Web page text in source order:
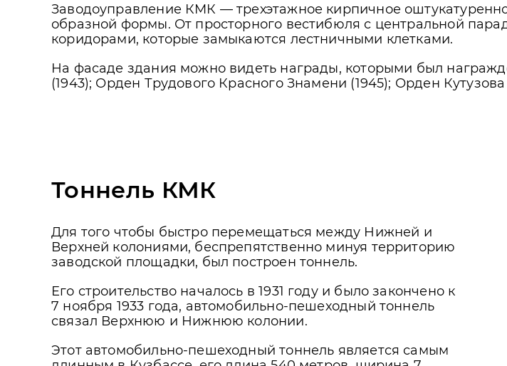
Заводоуправление КМК — трехэтажное кирпичное
образной формы. От просторного вестибюля с центральной
коридорами, которые замыкаются лестничными клетками.
На фасаде здания можно видеть награды, которыми был
(1943); Орден Трудового Красного Знамени (1945); Орден
Тоннель КМК
Для того чтобы быстро перемещаться между Нижней и
Верхней колониями, беспрепятственно минуя территорию
заводской площадки, был построен тоннель.
Его строительство началось в 1931 году и было закончено к
7 ноября 1933 года, автомобильно-пешеходный тоннель
связал Верхнюю и Нижнюю колонии.
Этот автомобильно-пешеходный тоннель является самым